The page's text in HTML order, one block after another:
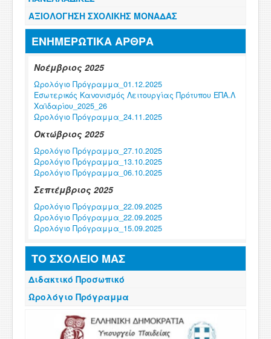
ΑΞΙΟΛΟΓΗΣΗ ΣΧΟΛΙΚΗΣ ΜΟΝΑΔΑΣ
ΕΝΗΜΕΡΩΤΙΚΑ ΑΡΘΡΑ
Νοέμβριος 2025
Ωρολόγιο Πρόγραμμα_01.12.2025
Εσωτερικός Κανονισμός Λειτουργίας Πρότυπου ΕΠΑ.Λ
Χαϊδαρίου_2025_26
Ωρολόγιο Πρόγραμμα_24.11.2025
Οκτώβριος 2025
Ωρολόγιο Πρόγραμμα_27.10.2025
Ωρολόγιο Πρόγραμμα_13.10.2025
Ωρολόγιο Πρόγραμμα_06.10.2025
Σεπτέμβριος 2025
Ωρολόγιο Πρόγραμμα_22.09.2025
Ωρολόγιο Πρόγραμμα_22.09.2025
Ωρολόγιο Πρόγραμμα_15.09.2025
Φεβρουάριος 2025
Ωρολόγιο Πρόγραμμα_03.02.2025
ΤΟ ΣΧΟΛΕΙΟ ΜΑΣ
Διδακτικό Προσωπικό
Ωρολόγιο Πρόγραμμα